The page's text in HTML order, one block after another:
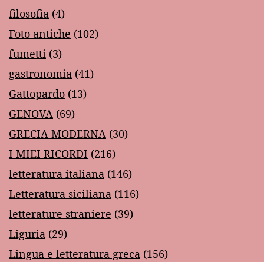
filosofia (4)
Foto antiche (102)
fumetti (3)
gastronomia (41)
Gattopardo (13)
GENOVA (69)
GRECIA MODERNA (30)
I MIEI RICORDI (216)
letteratura italiana (146)
Letteratura siciliana (116)
letterature straniere (39)
Liguria (29)
Lingua e letteratura greca (156)